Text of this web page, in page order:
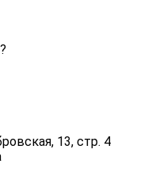
?
13, стр. 4